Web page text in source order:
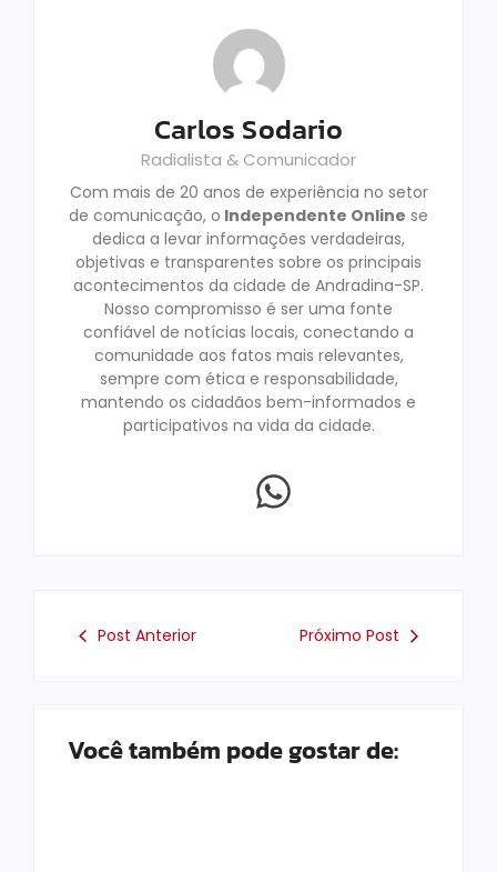
Carlos Sodario
Radialista & Comunicador
Com mais de 20 anos de experiência no setor
de comunicação, o Independente Online se
dedica a levar informações verdadeiras,
objetivas e transparentes sobre os principais
acontecimentos da cidade de Andradina-SP.
Nosso compromisso é ser uma fonte
confiável de notícias locais, conectando a
comunidade aos fatos mais relevantes,
sempre com ética e responsabilidade,
mantendo os cidadãos bem-informados e
participativos na vida da cidade.
Post Anterior Próximo Post
Você também pode gostar de: